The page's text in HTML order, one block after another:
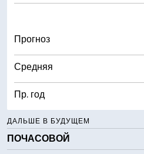
Прогноз
Средняя
Пр. год
ДАЛЬШЕ В БУДУЩЕМ
ПОЧАСОВОЙ